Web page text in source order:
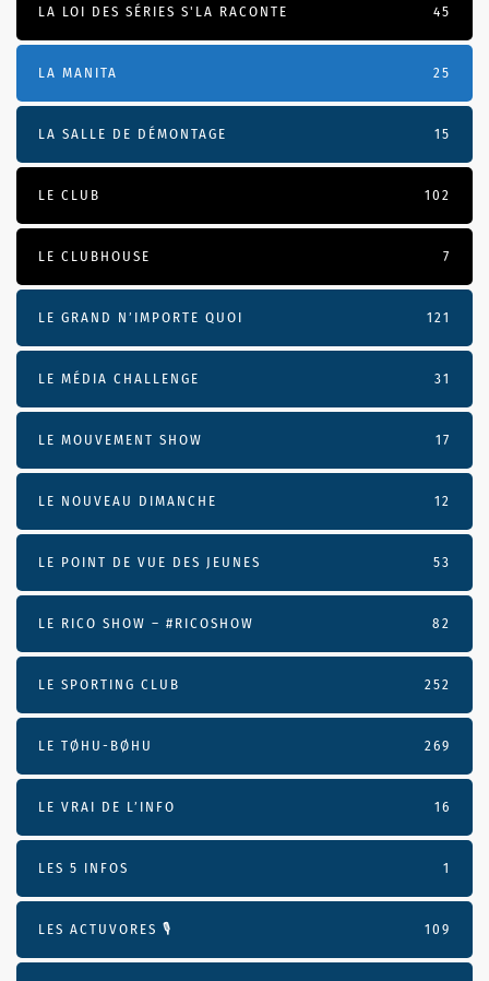
LA LOI DES SÉRIES S'LA RACONTE 45
LA MANITA 25
LA SALLE DE DÉMONTAGE 15
LE CLUB 102
LE CLUBHOUSE 7
LE GRAND N’IMPORTE QUOI 121
LE MÉDIA CHALLENGE 31
LE MOUVEMENT SHOW 17
LE NOUVEAU DIMANCHE 12
LE POINT DE VUE DES JEUNES 53
LE RICO SHOW – #RICOSHOW 82
LE SPORTING CLUB 252
LE TØHU-BØHU 269
LE VRAI DE L’INFO 16
LES 5 INFOS 1
LES ACTUVORES 🎙 109